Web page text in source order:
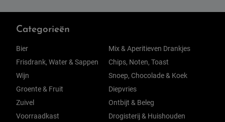
Categorieën
Bier
Frisdrank, Water & Sappen
Wijn
Groente & Fruit
Zuivel
Voorraadkast
Mix & Aperitieven Drankjes
Chips, Noten, Toast
Snoep, Chocolade & Koek
Diepvries
Ontbijt & Beleg
Drogisterij & Huishouden